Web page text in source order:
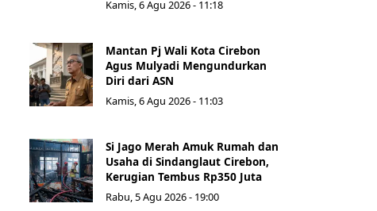
Kamis, 6 Agu 2026 - 11:18
Mantan Pj Wali Kota Cirebon
Agus Mulyadi Mengundurkan
Diri dari ASN
Kamis, 6 Agu 2026 - 11:03
Si Jago Merah Amuk Rumah dan
Usaha di Sindanglaut Cirebon,
Kerugian Tembus Rp350 Juta
Rabu, 5 Agu 2026 - 19:00